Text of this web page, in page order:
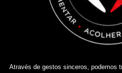
Através de gestos sinceros, podemos